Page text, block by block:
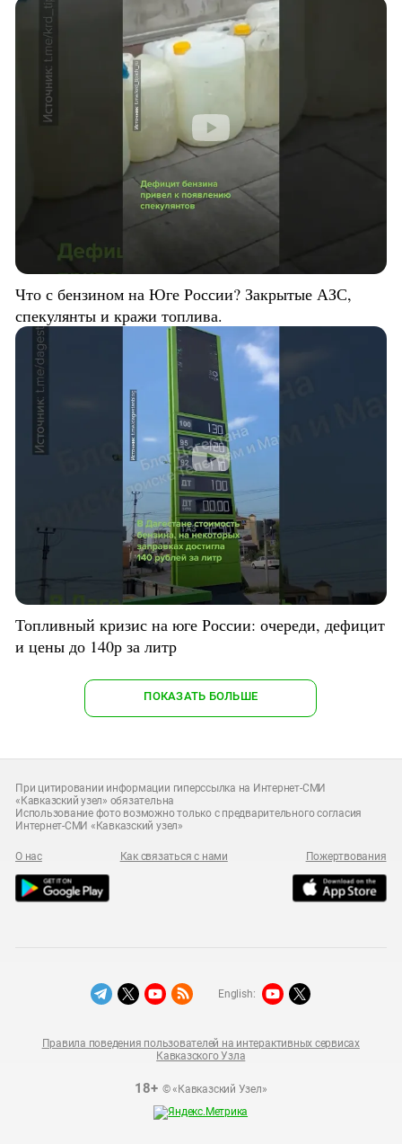
Что с бензином на Юге России? Закрытые АЗС,
спекулянты и кражи топлива.
Топливный кризис на юге России: очереди, дефицит
и цены до 140р за литр
ПОКАЗАТЬ БОЛЬШЕ
При цитировании информации гиперссылка на Интернет-СМИ
«Кавказский узел» обязательна
Использование фото возможно только с предварительного согласия
Интернет-СМИ «Кавказский узел»
О нас Как связаться с нами Пожертвования
18+© «Кавказский Узел»
Правила поведения пользователей на интерактивных сервисах
Кавказского Узла
English: